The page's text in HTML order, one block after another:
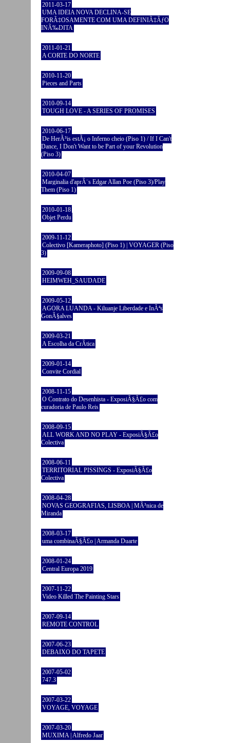
2011-03-17
UMA IDEIA NOVA DECLINA-SE
FORÃ‡OSAMENTE COM UMA DEFINIÃ‡ÃƒO
INÃ‰DITA
2011-01-21
A CORTE DO NORTE
2010-11-20
Pieces and Parts
2010-09-14
TOUGH LOVE - A SERIES OF PROMISES
2010-06-17
De HerÃ³is estÃ¡ o Inferno cheio (Piso 1) / If I Can't
Dance, I Don't Want to be Part of your Revolution
(Piso 3)
2010-04-07
Marginalia d'aprÃ¨s Edgar Allan Poe (Piso 3)/Play
Them (Piso 1)
2010-01-18
Objet Perdu
2009-11-12
Colectivo [Kameraphoto] (Piso 1) | VOYAGER (Piso
3)
2009-09-08
HEIMWEH_SAUDADE
2009-05-12
AGORA LUANDA - Kiluanje Liberdade e InÃªs
GonÃ§alves
2009-03-21
A Escolha da CrÃ­tica
2009-01-14
Convite Cordial
2008-11-15
O Contrato do Desenhista - ExposiÃ§Ã£o com
curadoria de Paulo Reis
2008-09-15
ALL WORK AND NO PLAY - ExposiÃ§Ã£o
Colectiva
2008-06-11
TERRITORIAL PISSINGS - ExposiÃ§Ã£o
Colectiva
2008-04-28
NOVAS GEOGRAFIAS, LISBOA | MÃ³nica de
Miranda
2008-03-17
uma combinaÃ§Ã£o | Armanda Duarte
2008-01-24
Central Europa 2019
2007-11-22
Video Killed The Painting Stars
2007-09-14
REMOTE CONTROL
2007-06-23
DEBAIXO DO TAPETE
2007-05-02
747.3
2007-03-22
VOYAGE, VOYAGE
2007-03-20
MUXIMA | Alfredo Jaar